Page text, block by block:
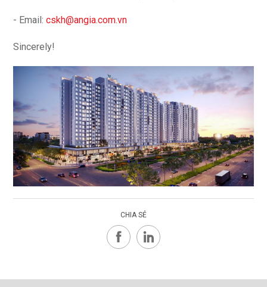
- Email:cskh@angia.com.vn
Sincerely!
CHIA SẺ